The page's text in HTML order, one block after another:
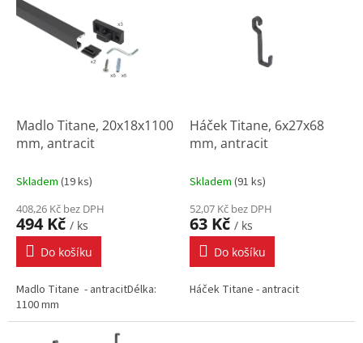
p
Madlo Titane, 20x18x1100
mm, antracit
Skladem (19 ks)
408,26 Kč bez DPH
494 Kč / ks
Do košíku
Madlo Titane - antracitDélka:
1100 mm
Háček Titane, 6x27x68
mm, antracit
Skladem (91 ks)
52,07 Kč bez DPH
63 Kč / ks
Do košíku
Háček Titane - antracit